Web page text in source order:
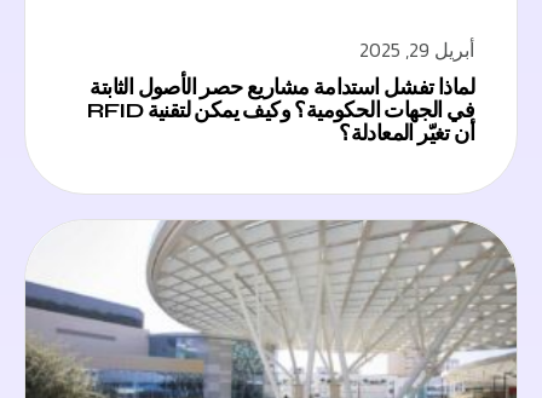
أبريل 29, 2025
لماذا تفشل استدامة مشاريع حصر الأصول الثابتة
في الجهات الحكومية؟ وكيف يمكن لتقنية RFID
أن تغيّر المعادلة؟